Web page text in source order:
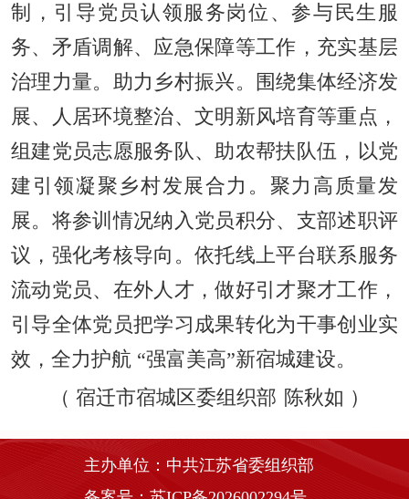
制，引导党员认领服务岗位、参与民生服
务、矛盾调解、应急保障等工作，充实基层
治理力量。助力乡村振兴。围绕集体经济发
展、人居环境整治、文明新风培育等重点，
组建党员志愿服务队、助农帮扶队伍，以党
建引领凝聚乡村发展合力。聚力高质量发
展。将参训情况纳入党员积分、支部述职评
议，强化考核导向。依托线上平台联系服务
流动党员、在外人才，做好引才聚才工作，
引导全体党员把学习成果转化为干事创业实
效，全力护航 “强富美高”新宿城建设。
（ 宿迁市宿城区委组织部 陈秋如 ）
主办单位：中共江苏省委组织部